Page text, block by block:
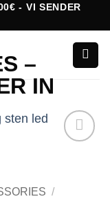
- VI SENDER
/